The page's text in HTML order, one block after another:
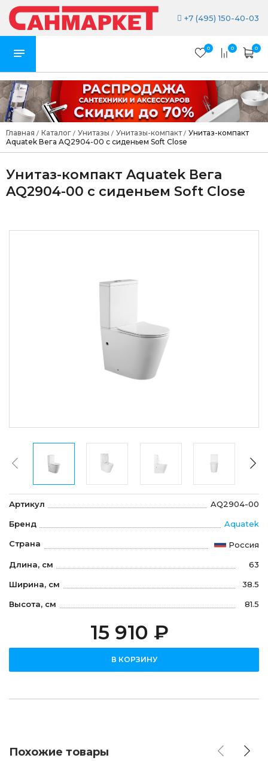
+7 (495) 150-40-03
0 0 0
Главная / Каталог / Унитазы / Унитазы-компакт/ Унитаз-компакт
Aquatek Вега AQ2904-00 с сиденьем Soft Close
Унитаз-компакт Aquatek Вега
AQ2904-00 с сиденьем Soft Close
Артикул AQ2904-00
Бренд Aquatek
Страна Россия
Длина, см 63
Ширина, см 38.5
Высота, см 81.5
15 910 ₽
В КОРЗИНУ
Похожие товары